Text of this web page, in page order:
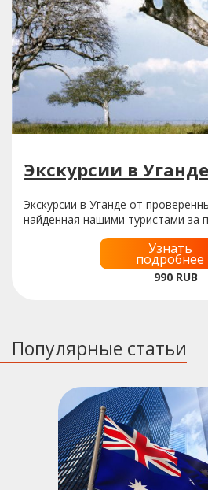
Экскурсии в Уганде
Экскурсии в Уганде от
найденная нашими туристами за
Узнать
подробнее
990 RUB
Популярные статьи